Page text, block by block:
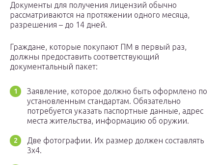
Документы для получения лицензий обычно
рассматриваются на протяжении одного месяца,
разрешения – до 14 дней.
Граждане, которые покупают ПМ в первый раз,
должны предоставить соответствующий
документальный пакет:
Заявление, которое должно быть оформлено по
установленным стандартам. Обязательно
потребуется указать паспортные данные, адрес
места жительства, информацию об оружии.
Две фотографии. Их размер должен составлять
3х4.